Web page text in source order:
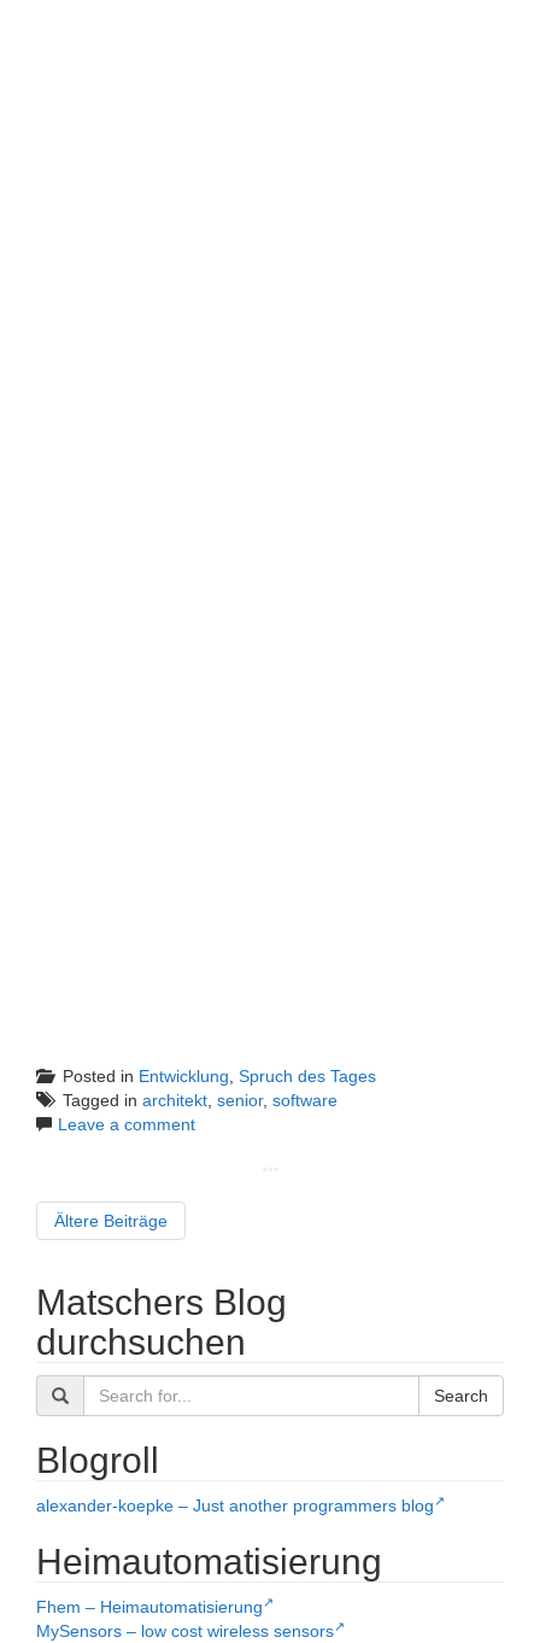
Posted in Entwicklung, Spruch des Tages
Tagged in architekt, senior, software
Leave a comment
Ältere Beiträge
Matschers Blog
durchsuchen
Search
Blogroll
alexander-koepke – Just another programmers blog
Heimautomatisierung
Fhem – Heimautomatisierung
MySensors – low cost wireless sensors